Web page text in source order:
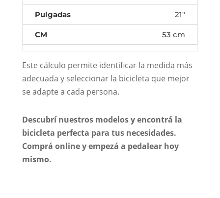
21"
53 cm
Este cálculo permite identificar la medida más
adecuada y seleccionar la bicicleta que mejor
se adapte a cada persona.
Descubrí nuestros modelos y encontrá la
bicicleta perfecta para tus necesidades.
Comprá online y empezá a pedalear hoy
mismo.